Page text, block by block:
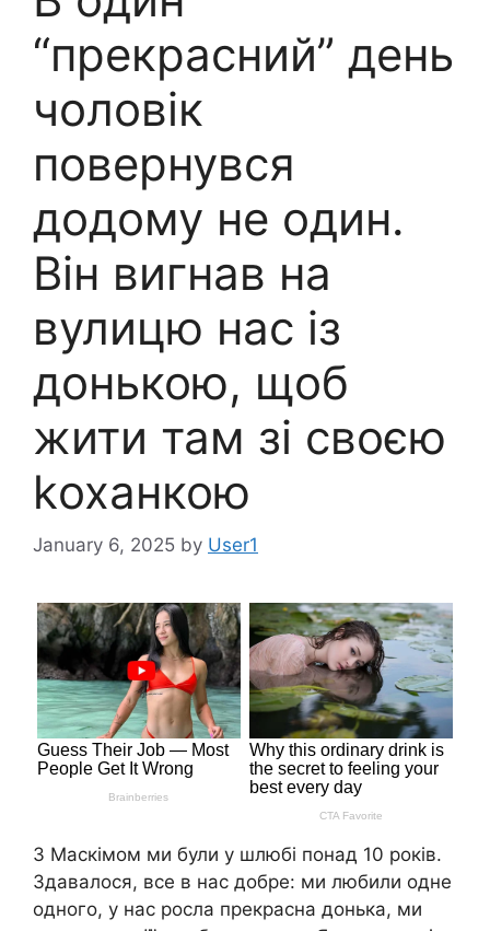
“прекрасний” день
чоловік
повернувся
додому не один.
Він вигнав на
вулицю нас із
донькою, щоб
жити там зі своєю
kоханкою
January 6, 2025 by User1
З Маскімом ми були у шлюбі понад 10 років.
Здавалося, все в нас добре: ми любили одне
одного, у нас росла прекрасна донька, ми